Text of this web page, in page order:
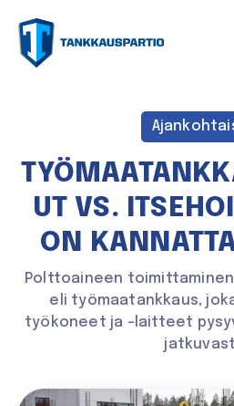
UT VS.
ON
Polttoaineen
eli työmaatankkaus,
työkoneet ja -laitteet